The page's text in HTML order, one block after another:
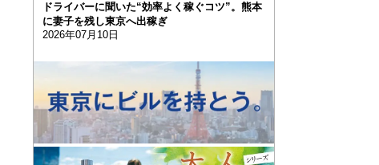
ドライバーに聞いた“効率よく稼ぐコツ”。熊本
に妻子を残し東京へ出稼ぎ
2026年07月10日